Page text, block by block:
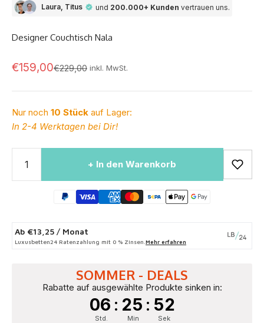
Laura, Titus und 200.000+ Kunden vertrauen uns.
Designer Couchtisch Nala
Angebot
€159,00Regulärer Preis
€229,00 inkl. MwSt.
Nur noch 10 Stück auf Lager:
In 2-4 Werktagen bei Dir!
+ In den Warenkorb
Ab €13,25 / Monat
Luxusbetten24 Ratenzahlung mit 0 % Zinsen. Mehr erfahren
SOMMER - DEALS
Rabatte auf ausgewählte Produkte sinken in:
06 : 25 : 51
Std. Min Sek